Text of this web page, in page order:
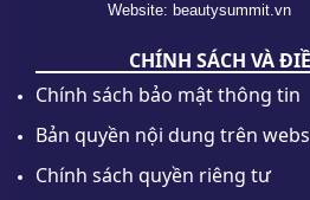
Website: beautysummit.vn
CHÍNH SÁCH VÀ
Chính sách bảo mật thông tin
Bản quyền nội dung trên
Chính sách quyền riêng tư